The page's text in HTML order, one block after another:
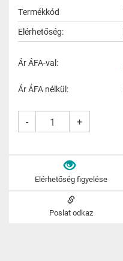
Termékkód
Elérhetőség:
Ár ÁFA-val:
Ár ÁFA nélkül:
- +
Elérhetőség figyelése
Poslat odkaz